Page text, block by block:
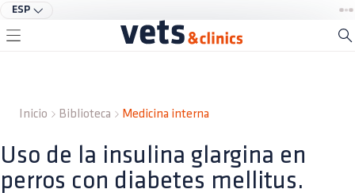
ESP
Inicio Biblioteca Medicina interna
Uso de la insulina glargina en
perros con diabetes mellitus.